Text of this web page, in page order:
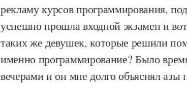
рекламу курсов программирования,
успешно прошла входной экзамен и
таких же девушек, которые решили
именно программирование? Было
вечерами и он мне долго объяснял